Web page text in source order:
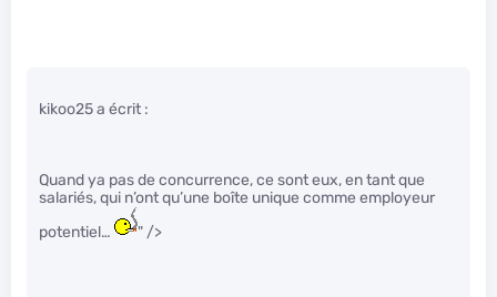
kikoo25 a écrit :
Quand ya pas de concurrence, ce sont eux, en tant que
salariés, qui n’ont qu’une boîte unique comme employeur
potentiel…
" />